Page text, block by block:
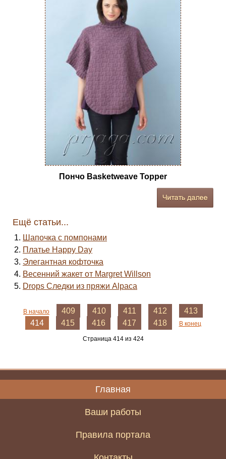
Пончо Basketweave Topper
Ещё статьи...
Шапочка с помпонами
Платье Happy Day
Элегантная кофточка
Весенний жакет от Margret Willson
Drops Следки из пряжи Alpaca
В начало 409 410 411 412
413
414
415 416 417 418 В конец
Страница 414 из 424
Главная
Ваши работы
Правила портала